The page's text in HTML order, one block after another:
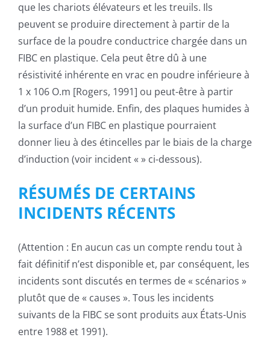
que les chariots élévateurs et les treuils. Ils
peuvent se produire directement à partir de la
surface de la poudre conductrice chargée dans un
FIBC en plastique. Cela peut être dû à une
résistivité inhérente en vrac en poudre inférieure à
1 x 106 O.m [Rogers, 1991] ou peut-être à partir
d’un produit humide. Enfin, des plaques humides à
la surface d’un FIBC en plastique pourraient
donner lieu à des étincelles par le biais de la charge
d’induction (voir incident « » ci-dessous).
RÉSUMÉS DE CERTAINS
INCIDENTS RÉCENTS
(Attention : En aucun cas un compte rendu tout à
fait définitif n’est disponible et, par conséquent, les
incidents sont discutés en termes de « scénarios »
plutôt que de « causes ». Tous les incidents
suivants de la FIBC se sont produits aux États-Unis
entre 1988 et 1991).